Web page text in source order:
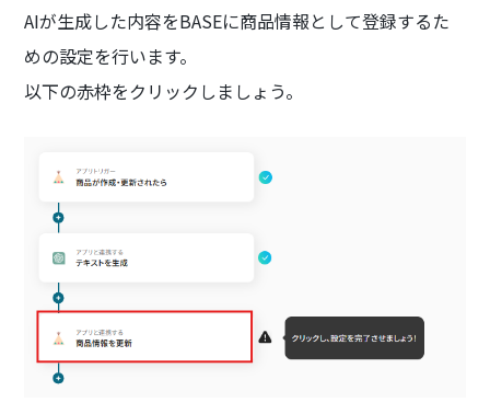
AIが生成した内容をBASEに商品情報として登録するた
めの設定を行います。
以下の赤枠をクリックしましょう。